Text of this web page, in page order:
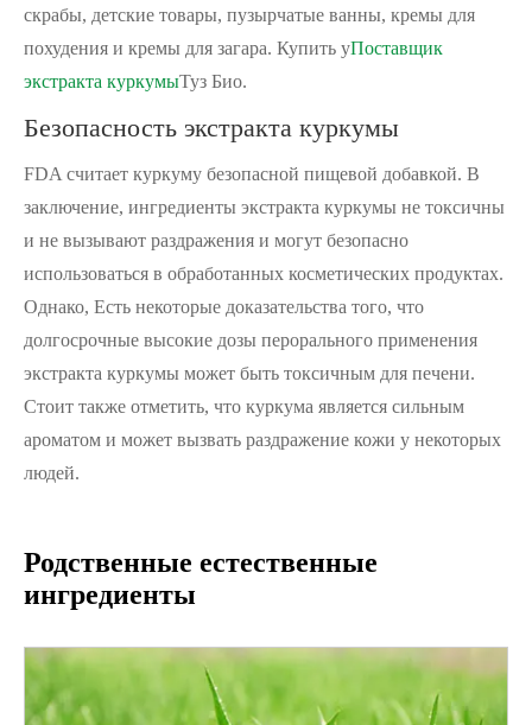
скрабы, детские товары, пузырчатые ванны, кремы для
похудения и кремы для загара. Купить уПоставщик
экстракта куркумыТуз Био.
Безопасность экстракта куркумы
FDA считает куркуму безопасной пищевой добавкой. В
заключение, ингредиенты экстракта куркумы не токсичны
и не вызывают раздражения и могут безопасно
использоваться в обработанных косметических продуктах.
Однако, Есть некоторые доказательства того, что
долгосрочные высокие дозы перорального применения
экстракта куркумы может быть токсичным для печени.
Стоит также отметить, что куркума является сильным
ароматом и может вызвать раздражение кожи у некоторых
людей.
Родственные естественные
ингредиенты